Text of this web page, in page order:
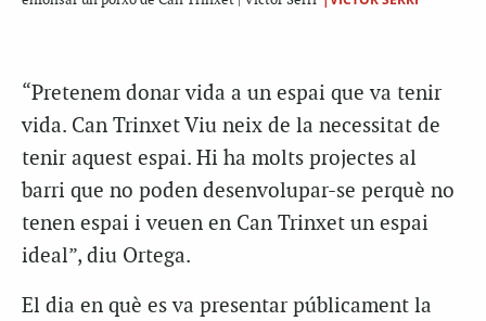
“Pretenem donar vida a un espai que va tenir
vida. Can Trinxet Viu neix de la necessitat de
tenir aquest espai. Hi ha molts projectes al
barri que no poden desenvolupar-se perquè no
tenen espai i veuen en Can Trinxet un espai
ideal”, diu Ortega.
El dia en què es va presentar públicament la